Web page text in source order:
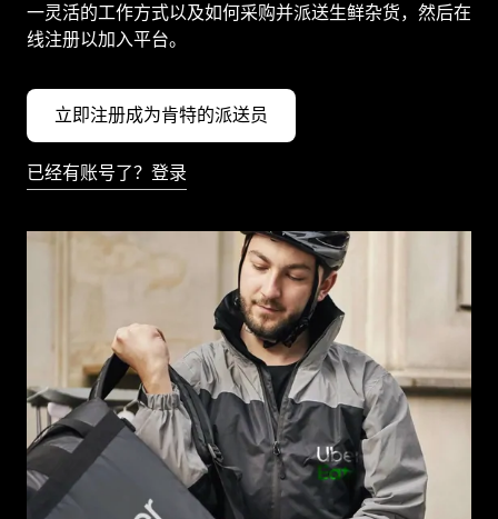
一灵活的工作方式以及如何采购并派送生鲜杂货，然后在
线注册以加入平台。
立即注册成为肯特的派送员
已经有账号了？登录